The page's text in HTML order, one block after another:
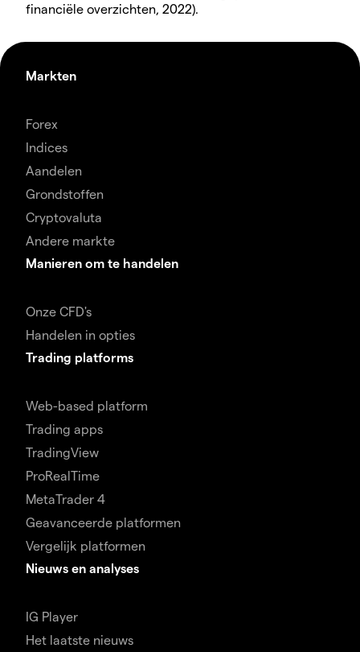
financiële overzichten, 2022).
Markten
Forex
Indices
Aandelen
Grondstoffen
Cryptovaluta
Andere markte
Manieren om te handelen
Onze CFD's
Handelen in opties
Trading platforms
Web-based platform
Trading apps
TradingView
ProRealTime
MetaTrader 4
Geavanceerde platformen
Vergelijk platformen
Nieuws en analyses
IG Player
Het laatste nieuws